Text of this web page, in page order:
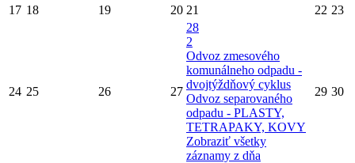
17 18 19 20 21 22 23
24 25 26 27
28
2
Odvoz zmesového
komunálneho odpadu -
dvojtýždňový cyklus
Odvoz separovaného
odpadu - PLASTY,
TETRAPAKY, KOVY
Zobraziť všetky
záznamy z dňa
29 30